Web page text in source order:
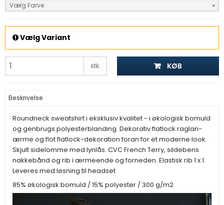
Vælg Farve
Vælg Variant
stk. KØB
Beskrivelse
Roundneck sweatshirt i eksklusiv kvalitet - i økologisk bomuld
og genbrugs polyesterblanding. Dekorativ flatlock raglan-
ærme og flot flatlock-dekoration foran for et moderne look.
Skjult sidelomme med lynlås. CVC French Terry, sildebens
nakkebånd og rib i ærmeende og forneden. Elastisk rib 1 x 1.
Leveres med løsning til headset
85% økologisk bomuld / 15% polyester / 300 g/m2